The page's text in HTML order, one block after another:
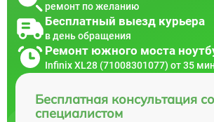
ремонт по желанию
Бесплатный выезд курьера
в день обращения
Ремонт южного моста
Infinix XL28 (71008301077) от 35
Бесплатная консультация со
специалистом